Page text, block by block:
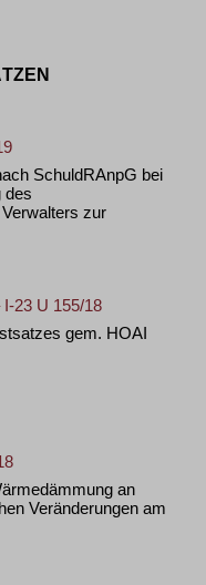
SchuldRAnpG bei
des
zur
23 U 155/18
gem. HOAI
an
Veränderungen am